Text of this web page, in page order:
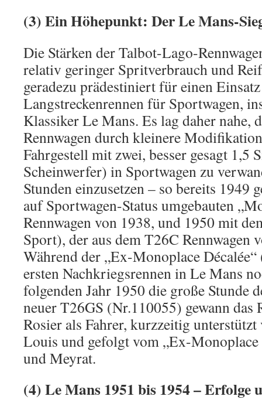
(3) Ein Höhepunkt: Der Le Mans-
Die Stärken der Talbot-Lago-
relativ geringer Spritverbrauch und
geradezu prädestiniert für einen
Langstreckenrennen für Sportwagen,
Klassiker Le Mans. Es lag daher nahe,
Rennwagen durch kleinere
Fahrgestell mit zwei, besser gesagt 1,5
Scheinwerfer) in Sportwagen zu
Stunden einzusetzen – so bereits 1949
auf Sportwagen-Status umgebauten
Rennwagen von 1938, und 1950 mit
Sport), der aus dem T26C Rennwagen
Während der „Ex-Monoplace
ersten Nachkriegsrennen in Le Mans
folgenden Jahr 1950 die große Stunde
neuer T26GS (Nr.110055) gewann das
Rosier als Fahrer, kurzzeitig unterstützt
Louis und gefolgt vom „Ex-Monoplace
und Meyrat.
(4) Le Mans 1951 bis 1954 – Erfolge